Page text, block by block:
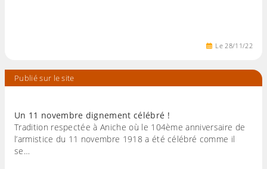
Le28/11/22
Publié sur le site
Un 11 novembre dignement célébré !
Tradition respectée à Aniche où le 104ème anniversaire de
l’armistice du 11 novembre 1918 a été célébré comme il
se…